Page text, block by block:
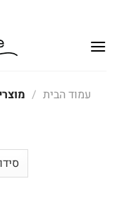
content
עמוד הבית /